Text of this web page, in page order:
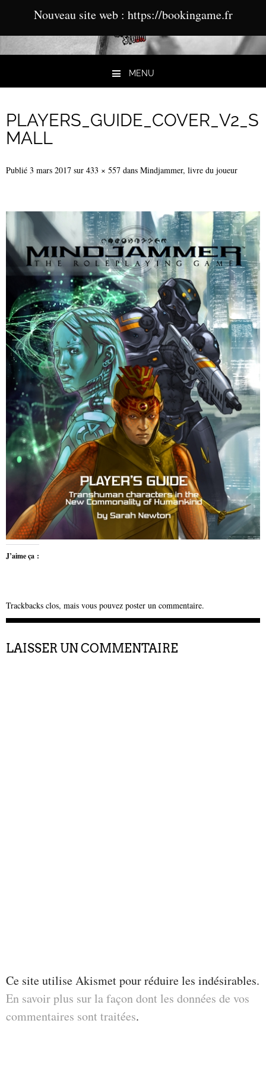
MENU
PLAYERS_GUIDE_COVER_V2_S
MALL
Publié 3 mars 2017 sur 433 × 557 dans Mindjammer, livre du joueur
J’aime ça :
Trackbacks clos, mais vous pouvez poster un commentaire.
LAISSER UN COMMENTAIRE
Ce site utilise Akismet pour réduire les indésirables.
En savoir plus sur la façon dont les données de vos
commentaires sont traitées.
Nouveau site web : https://bookingame.fr